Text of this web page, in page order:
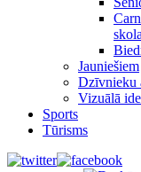
Jauniešiem
Dzīvnieku
Vizuālā
Sports
Tūrisms